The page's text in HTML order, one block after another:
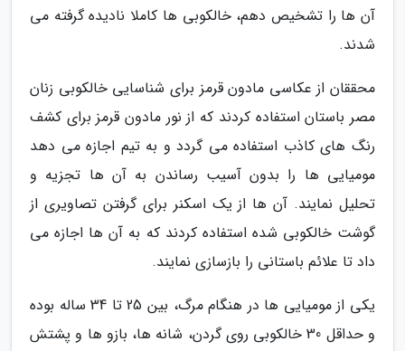
آن ها را تشخیص دهم، خالکوبی ها کاملا نادیده گرفته می
شدند.
محققان از عکاسی مادون قرمز برای شناسایی خالکوبی زنان
مصر باستان استفاده کردند که از نور مادون قرمز برای کشف
رنگ های کاذب استفاده می گردد و به تیم اجازه می دهد
مومیایی ها را بدون آسیب رساندن به آن ها تجزیه و
تحلیل نمایند. آن ها از یک اسکنر برای گرفتن تصاویری از
گوشت خالکوبی شده استفاده کردند که به آن ها اجازه می
داد تا علائم باستانی را بازسازی نمایند.
یکی از مومیایی ها در هنگام مرگ، بین 25 تا 34 ساله بوده
و حداقل 30 خالکوبی روی گردن، شانه ها، بازو ها و پشتش